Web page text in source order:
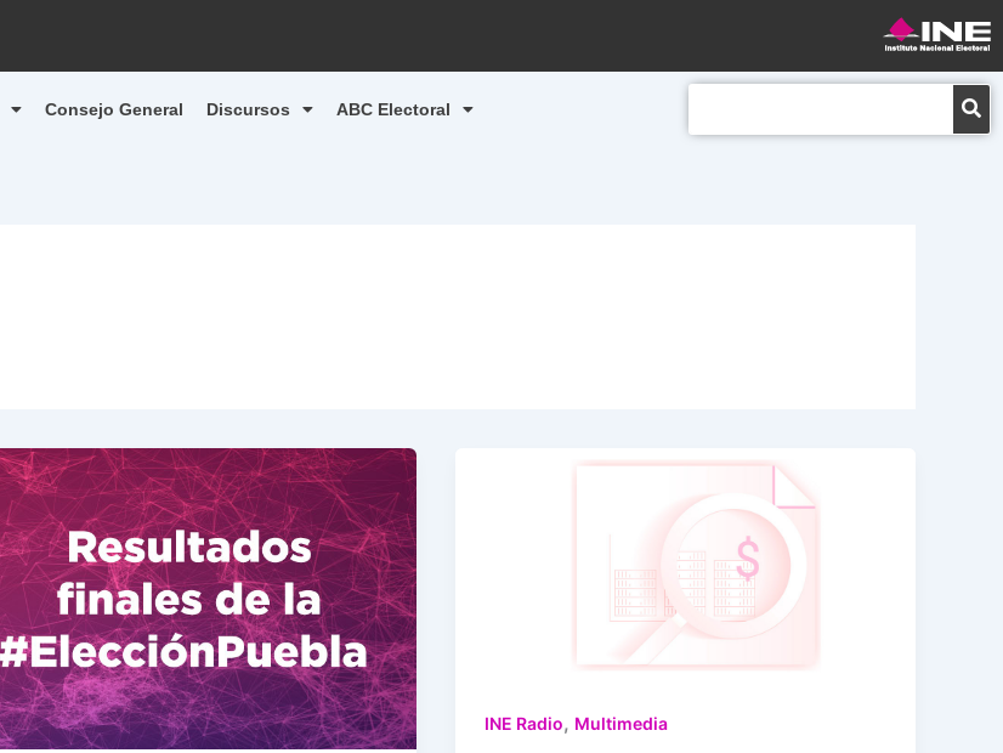
Consejo General Discursos ABC Electoral
INE Radio, Multimedia